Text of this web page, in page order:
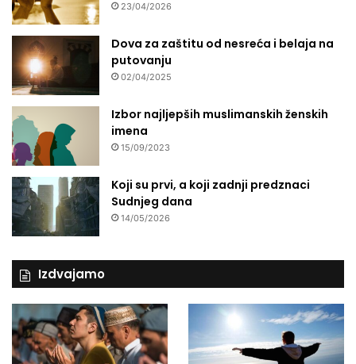
23/04/2026
Dova za zaštitu od nesreća i belaja na
putovanju
02/04/2025
Izbor najljepših muslimanskih ženskih
imena
15/09/2023
Koji su prvi, a koji zadnji predznaci
Sudnjeg dana
14/05/2026
Izdvajamo